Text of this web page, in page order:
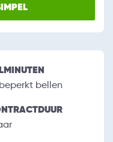
bellen